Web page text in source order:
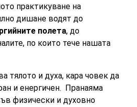
практикуване на
дишане водят до
полета, до
по които тече нашата
тялото и духа, кара човек да
и енергичен. Пранаяма
физически и духовно